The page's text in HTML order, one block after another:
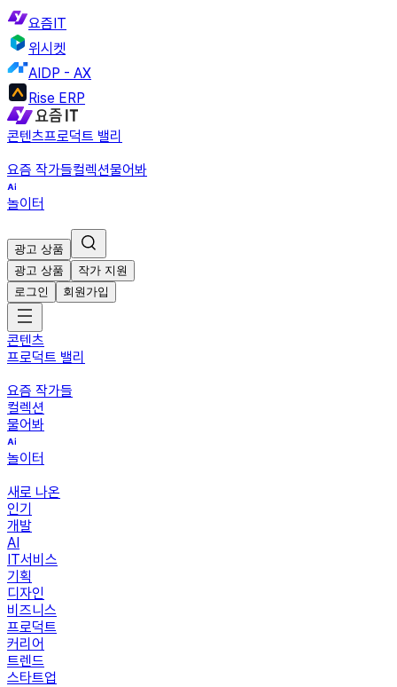
요즘IT
위시켓
AIDP - AX
Rise ERP
콘텐츠프로덕트 밸리
요즘 작가들컬렉션물어봐
놀이터
광고 상품
광고 상품
작가 지원
로그인
회원가입
콘텐츠
프로덕트 밸리
요즘 작가들
컬렉션
물어봐
놀이터
새로 나온
인기
개발
AI
IT서비스
기획
디자인
비즈니스
프로덕트
커리어
트렌드
스타트업